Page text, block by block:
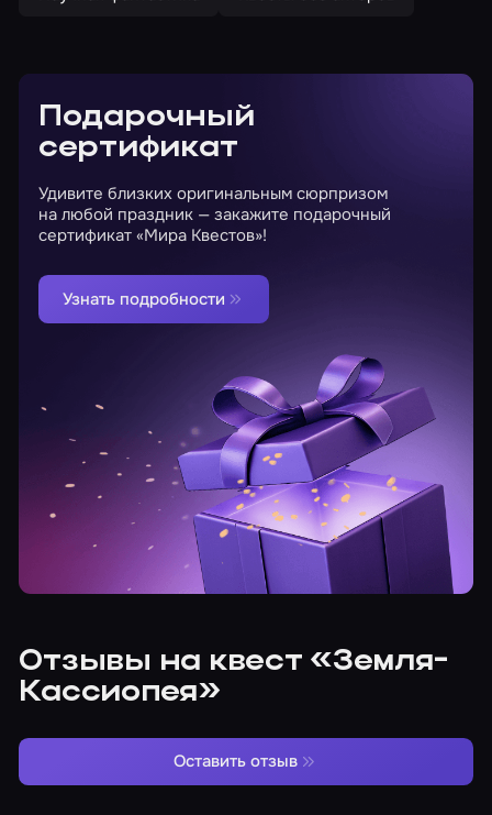
Подарочный
сертификат
Удивите близких оригинальным сюрпризом
на любой праздник — закажите подарочный
сертификат «Мира Квестов»!
Узнать подробности
Отзывы на квест «Земля-
Кассиопея»
Оставить отзыв